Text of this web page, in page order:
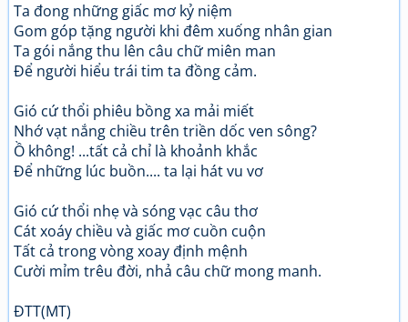
Ta đong những giấc mơ kỷ niệm
Gom góp tặng người khi đêm xuống nhân gian
Ta gói nắng thu lên câu chữ miên man
Để người hiểu trái tim ta đồng cảm.
Gió cứ thổi phiêu bồng xa mải miết
Nhớ vạt nắng chiều trên triền dốc ven sông?
Ồ không! ...tất cả chỉ là khoảnh khắc
Để những lúc buồn.... ta lại hát vu vơ
Gió cứ thổi nhẹ và sóng vạc câu thơ
Cát xoáy chiều và giấc mơ cuồn cuộn
Tất cả trong vòng xoay định mệnh
Cười mỉm trêu đời, nhả câu chữ mong manh.
ĐTT(MT)